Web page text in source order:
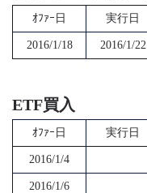
ｵﾌｧｰ日 実行日
2016/1/18 2016/1/22
ETF買入
ｵﾌｧｰ日 実行日
2016/1/4
2016/1/6